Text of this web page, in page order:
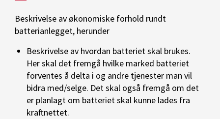
Beskrivelse av økonomiske forhold rundt
batterianlegget, herunder
Beskrivelse av hvordan batteriet skal brukes.
Her skal det fremgå hvilke marked batteriet
forventes å delta i og andre tjenester man vil
bidra med/selge. Det skal også fremgå om det
er planlagt om batteriet skal kunne lades fra
kraftnettet.